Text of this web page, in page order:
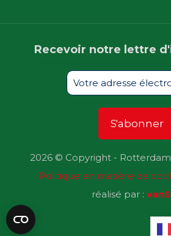
Recevoir notre lettre
2026 © Copyright -
Politique en matière de
réalisé par :